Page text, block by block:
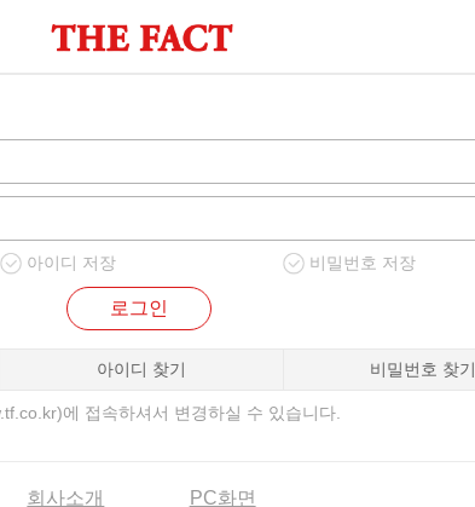
아이디 저장 비밀번호 저장
로그인
아이디 찾기 비밀번호 찾기
에 접속하셔서 변경하실 수 있습니다.
회사소개 PC화면